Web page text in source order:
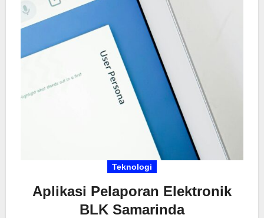
aplikasi khusus memberi keunggulan kompetitif.
Efisiensi operasional, layanan pelanggan lebih
personal, hingga branding yang kuat bisa dicapai
dengan aplikasi custom.
Teknologi
Aplikasi Pelaporan Elektronik
BLK Samarinda